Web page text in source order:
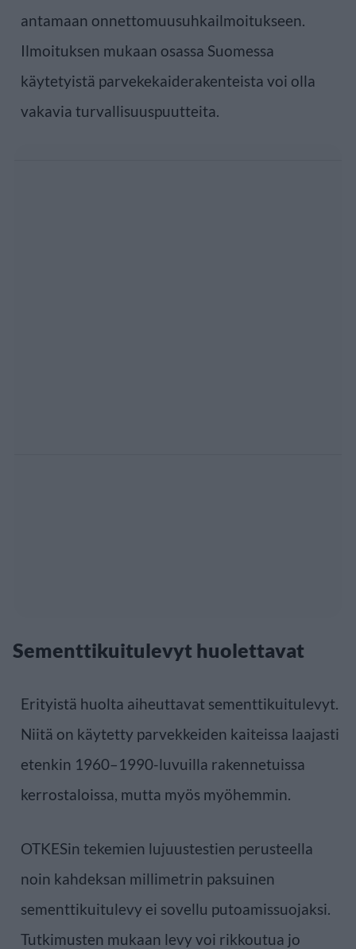
antamaan onnettomuusuhkailmoitukseen.
Ilmoituksen mukaan osassa Suomessa
käytetyistä parvekekaiderakenteista voi olla
vakavia turvallisuuspuutteita.
Sementtikuitulevyt huolettavat
Erityistä huolta aiheuttavat sementtikuitulevyt.
Niitä on käytetty parvekkeiden kaiteissa laajasti
etenkin 1960–1990-luvuilla rakennetuissa
kerrostaloissa, mutta myös myöhemmin.
OTKESin tekemien lujuustestien perusteella
noin kahdeksan millimetrin paksuinen
sementtikuitulevy ei sovellu putoamissuojaksi.
Tutkimusten mukaan levy voi rikkoutua jo